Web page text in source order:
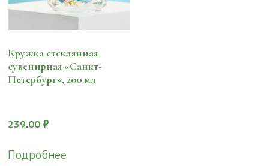
Кружка стеклянная
сувенирная «Санкт-
Петербург», 200 мл
239.00 ₽
Подробнее